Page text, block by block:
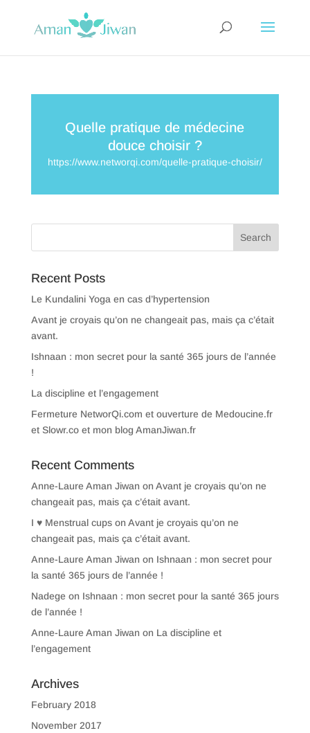
Quelle pratique de médecine
douce choisir ?
https://www.networqi.com/quelle-pratique-choisir/
Recent Posts
Le Kundalini Yoga en cas d’hypertension
Avant je croyais qu’on ne changeait pas, mais ça c’était
avant.
Ishnaan : mon secret pour la santé 365 jours de l’année
!
La discipline et l’engagement
Fermeture NetworQi.com et ouverture de Medoucine.fr
et Slowr.co et mon blog AmanJiwan.fr
Recent Comments
Anne-Laure Aman Jiwan on Avant je croyais qu’on ne
changeait pas, mais ça c’était avant.
I ♥ Menstrual cupson Avant je croyais qu’on ne
changeait pas, mais ça c’était avant.
Anne-Laure Aman Jiwan on Ishnaan : mon secret pour
la santé 365 jours de l’année !
Nadege on Ishnaan : mon secret pour la santé 365 jours
de l’année !
Anne-Laure Aman Jiwan on La discipline et
l’engagement
Archives
February 2018
November 2017